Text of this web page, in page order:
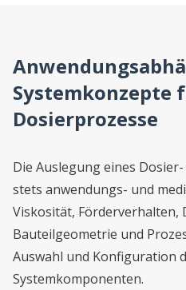
Dosierprozesse
Die Auslegung eines
stets anwendungs- und
Viskosität, Förderverhalten,
Bauteilgeometrie und
Auswahl und Konfiguration
Systemkomponenten.